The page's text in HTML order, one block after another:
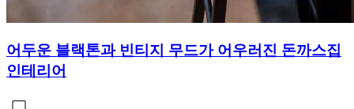
어두운 블랙톤과 빈티지 무드가 어우러진 돈까스집
인테리어